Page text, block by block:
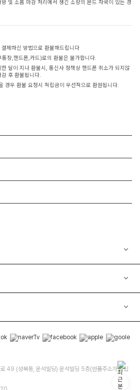
및 소품 마감 처리에서 생긴 소량의 본드 자국이 있는 경
제하신 방법으로 환불해드립니다
장,핸드폰,카드)로의 환불은 불가합니다.
달이 지나 환불시, 통신사 정책상 핸드폰 취소가 되지않
후 환불됩니다.
경우 환불 요청시 적립금이 우선적으로 환원됩니다.
49 (성북동, 운석빌딩) 운석빌딩 5층(반품주소가 아닙